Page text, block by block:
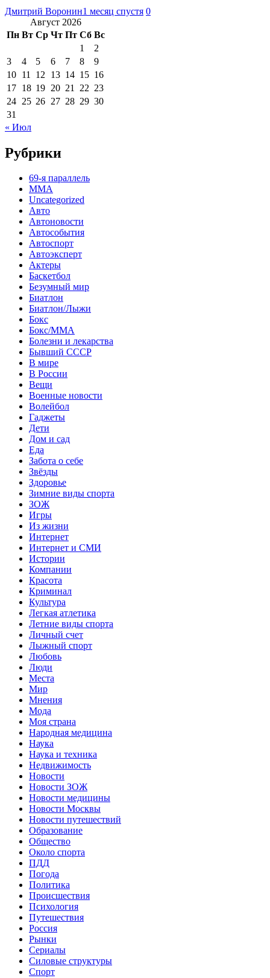
Дмитрий Воронин1 месяц спустя 0
Август 2026
Пн Вт Ср Чт Пт Сб Вс
1
2
3
4 5 6 7 8
9
10 11 12 13 14 15 16
17 18 19 20 21 22 23
24 25 26 27 28 29 30
31
« Июл
Рубрики
69-я параллель
MMA
Uncategorized
Авто
Автоновости
Автособытия
Автоспорт
Автоэксперт
Актеры
Баскетбол
Безумный мир
Биатлон
Биатлон/Лыжи
Бокс
Бокс/MMA
Болезни и лекарства
Бывший СССР
В мире
В России
Вещи
Военные новости
Волейбол
Гаджеты
Дети
Дом и сад
Еда
Забота о себе
Звёзды
Здоровье
Зимние виды спорта
ЗОЖ
Игры
Из жизни
Интернет
Интернет и СМИ
Истории
Компании
Красота
Криминал
Культура
Легкая атлетика
Летние виды спорта
Личный счет
Лыжный спорт
Любовь
Люди
Места
Мир
Мнения
Мода
Моя страна
Народная медицина
Наука
Наука и техника
Недвижимость
Новости
Новости ЗОЖ
Новости медицины
Новости Москвы
Новости путешествий
Образование
Общество
Около спорта
ПДД
Погода
Политика
Происшествия
Психология
Путешествия
Россия
Рынки
Сериалы
Силовые структуры
Спорт